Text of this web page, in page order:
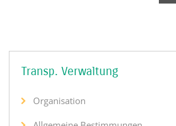
Transp. Verwaltung
Organisation